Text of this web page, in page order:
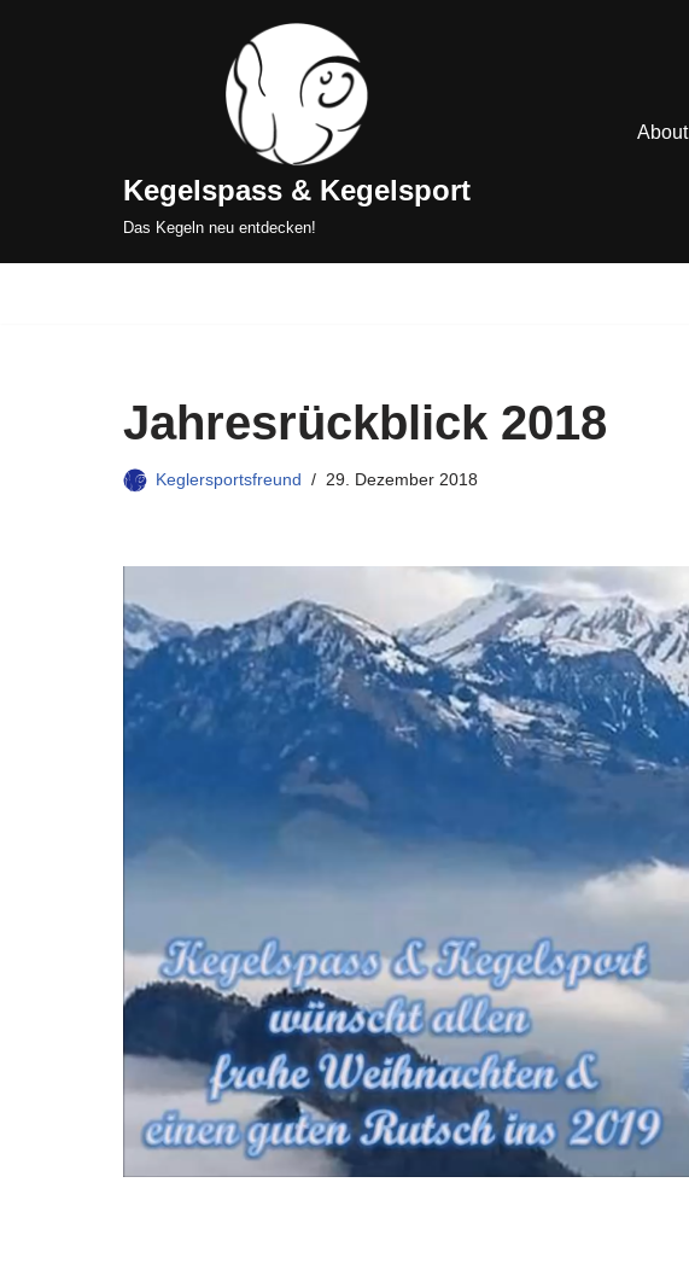
Kegelspass & Kegelsport
Das Kegeln neu entdecken!
About
Jahresrückblick 2018
Keglersportsfreund 29. Dezember 2018